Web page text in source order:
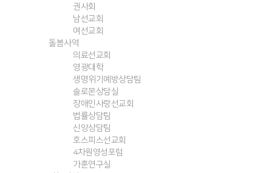
권사회
남선교회
여선교회
돌봄사역
의료선교회
영광대학
생명위기예방상담팀
솔로몬상담실
장애인사랑선교회
법률상담팀
신앙상담팀
호스피스선교회
4차원영성포럼
가훈연구실